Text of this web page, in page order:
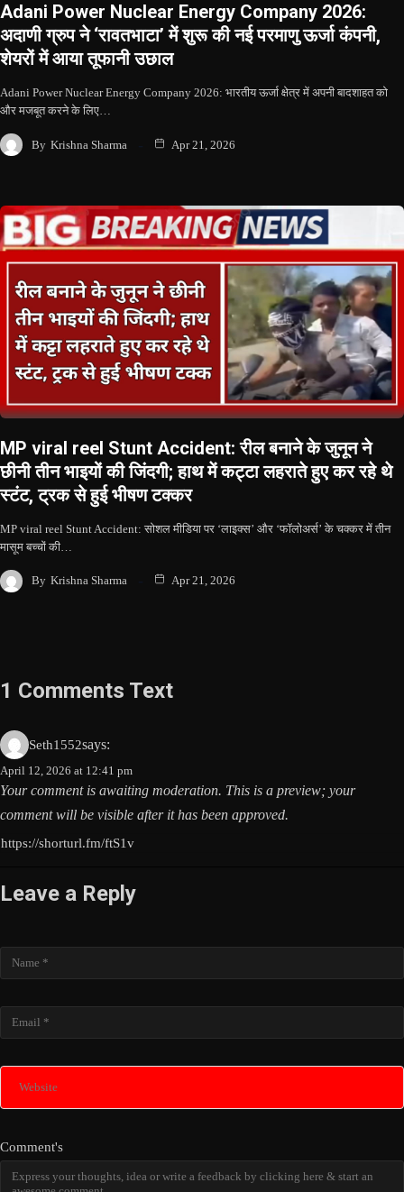
Adani Power Nuclear Energy Company 2026:
अदाणी ग्रुप ने ‘रावतभाटा’ में शुरू की नई परमाणु ऊर्जा कंपनी,
शेयरों में आया तूफानी उछाल
Adani Power Nuclear Energy Company 2026: भारतीय ऊर्जा क्षेत्र में अपनी बादशाहत को
और मजबूत करने के लिए…
By Krishna Sharma Apr 21, 2026
MP viral reel Stunt Accident: रील बनाने के जुनून ने
छीनी तीन भाइयों की जिंदगी; हाथ में कट्टा लहराते हुए कर रहे थे
स्टंट, ट्रक से हुई भीषण टक्कर
MP viral reel Stunt Accident: सोशल मीडिया पर ‘लाइक्स’ और ‘फॉलोअर्स’ के चक्कर में तीन
मासूम बच्चों की…
By Krishna Sharma Apr 21, 2026
1 Comments Text
Seth1552says:
April 12, 2026 at 12:41 pm
Your comment is awaiting moderation. This is a preview; your
comment will be visible after it has been approved.
https://shorturl.fm/ftS1v
Leave a Reply
Comment's